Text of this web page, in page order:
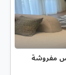
مفروشة